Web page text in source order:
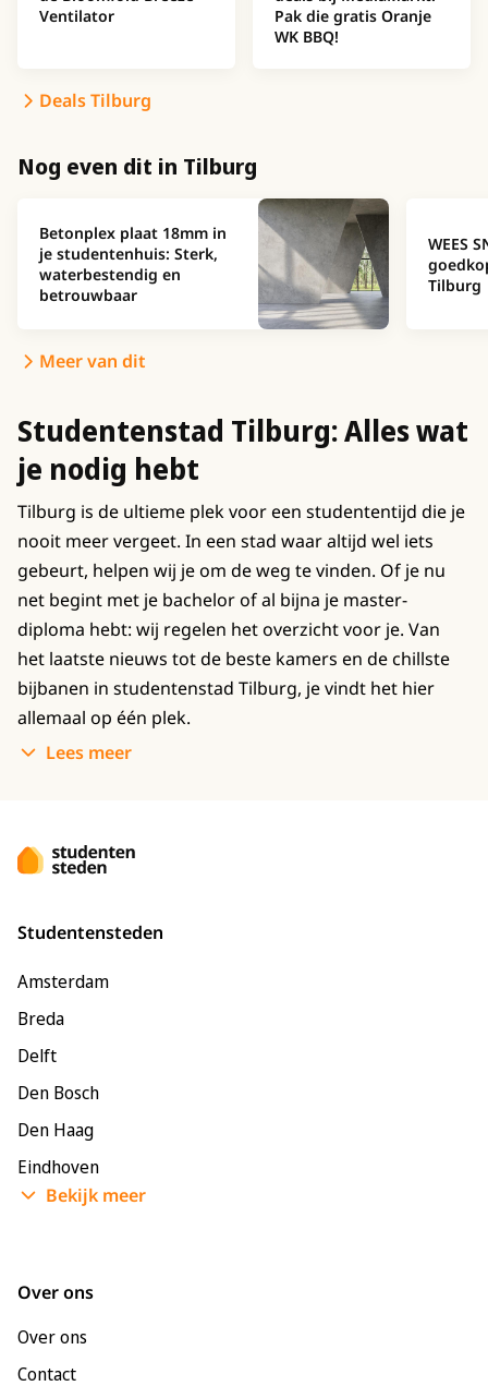
Ventilator
Pak die gratis Oranje
WK BBQ!
Deals Tilburg
Nog even dit in Tilburg
Betonplex plaat 18mm in
je studentenhuis: Sterk,
waterbestendig en
betrouwbaar
WEES
Tilburg
Meer van dit
Studentenstad Tilburg: Alles wat
je nodig hebt
Tilburg is de ultieme plek voor een studententijd die je
nooit meer vergeet. In een stad waar altijd wel iets
gebeurt, helpen wij je om de weg te vinden. Of je nu
net begint met je bachelor of al bijna je master-
diploma hebt: wij regelen het overzicht voor je. Van
het laatste nieuws tot de beste kamers en de chillste
bijbanen in studentenstad Tilburg, je vindt het hier
allemaal op één plek.
Lees meer
Studentensteden
Amsterdam
Breda
Delft
Den Bosch
Den Haag
Eindhoven
Enschede
Bekijk meer
Over ons
Over ons
Contact